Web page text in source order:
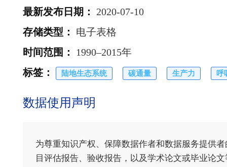
最新发布日期 ：
2020-07-10
存储类型 ：
电子表格
时间范围 ：
1990–2015年
标签 ： 陆地生态系统 碳通量 生产力 呼
数据使用声明
为尊重知识产权、保障数据作者和数据服务提供
目评估报告、验收报告，以及学术论文或毕业论